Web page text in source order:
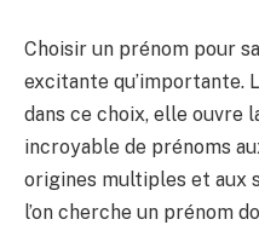
Choisir un prénom pour
excitante qu’importante.
dans ce choix, elle ouvre
incroyable de prénoms
origines multiples et aux
l’on cherche un prénom